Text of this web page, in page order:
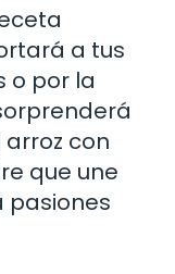
a tus
o por la
arroz con
que une
pasiones